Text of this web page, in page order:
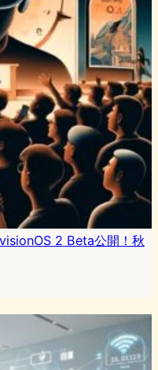
2 Beta公開！秋